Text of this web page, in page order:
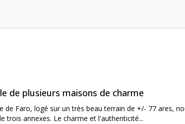
de plusieurs maisons de charme
de Faro, logé sur un très beau terrain de +/- 77 ares,
trois annexes. Le charme et l'authenticité...